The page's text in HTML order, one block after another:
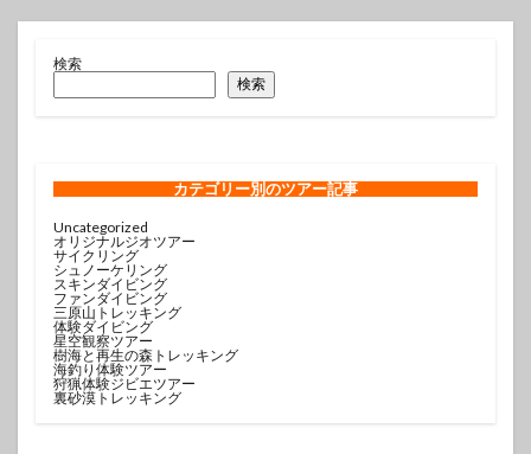
検索
検索
カテゴリー別のツアー記事
Uncategorized
オリジナルジオツアー
サイクリング
シュノーケリング
スキンダイビング
ファンダイビング
三原山トレッキング
体験ダイビング
星空観察ツアー
樹海と再生の森トレッキング
海釣り体験ツアー
狩猟体験ジビエツアー
裏砂漠トレッキング